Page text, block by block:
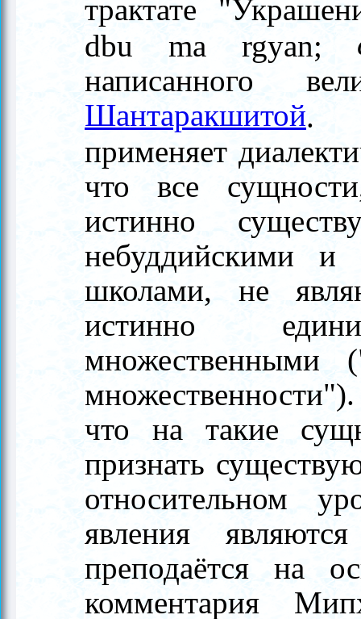
трактате
dbu ma rgyan;
написанного
Шантаракшитой.
применяет
что все
истинно
небуддийскими и
школами, не
истинно
множественными
что на такие
признать
относительном
явления
преподаётся на
комментария